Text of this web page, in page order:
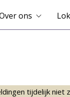
ons
tijdelijk niet